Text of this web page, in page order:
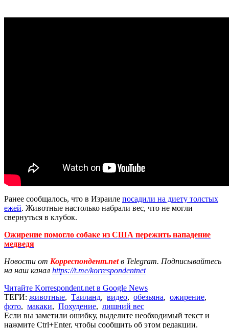
Ранее сообщалось, что в Израиле посадили на диету толстых
ежей. Животные настолько набрали вес, что не могли
свернуться в клубок.
Ожирение помогло собаке из США пережить нападение
медведя
Новости от Корреспондент.netв Telegram. Подписывайтесь
на наш канал https://t.me/korrespondentnet
Читайте Korrespondent.net в Google News
ТЕГИ: животные, Таиланд, видео, обезьяна, ожирение,
фото, макаки, Похудение, лишний вес
Если вы заметили ошибку, выделите необходимый текст и
нажмите Ctrl+Enter, чтобы сообщить об этом редакции.